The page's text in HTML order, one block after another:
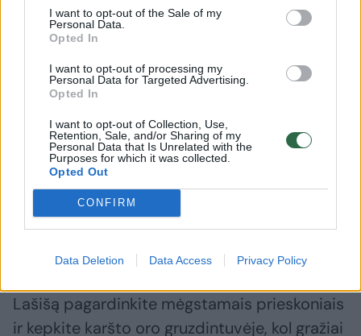
I want to opt-out of the Sale of my
Personal Data.
Opted In
I want to opt-out of processing my
Personal Data for Targeted Advertising.
Opted In
I want to opt-out of Collection, Use,
Retention, Sale, and/or Sharing of my
Personal Data that Is Unrelated with the
Purposes for which it was collected.
Opted Out
CONFIRM
Data Deletion Data Access Privacy Policy
1 avokado;
100 g edamame pupelių;
¼ raudonojo svogūno;
keptos lašišos;
traškių ryžių;
paruošto padažo.
Salotų gaminimas:
Lašišą pagardinkite mėgstamais prieskoniais
ir kepkite karšto oro gruzdintuvėje, kol gražiai